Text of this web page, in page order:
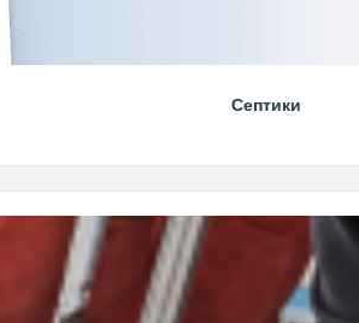
Септики